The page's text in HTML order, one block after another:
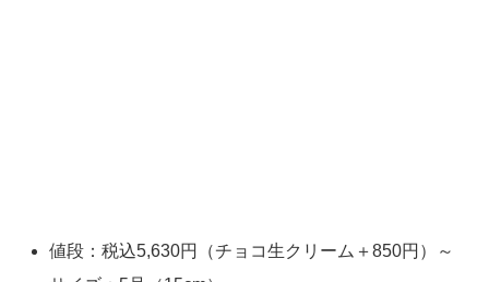
値段：税込5,630円（チョコ生クリーム＋850円）～